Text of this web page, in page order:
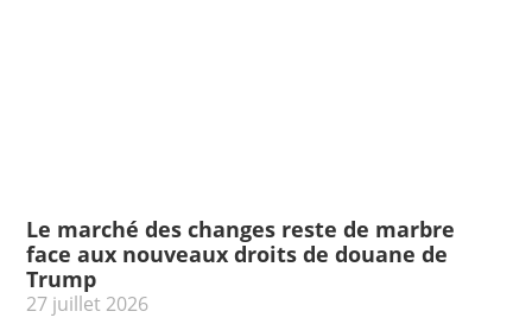
Le marché des changes reste de marbre
face aux nouveaux droits de douane de
Trump
27 juillet 2026